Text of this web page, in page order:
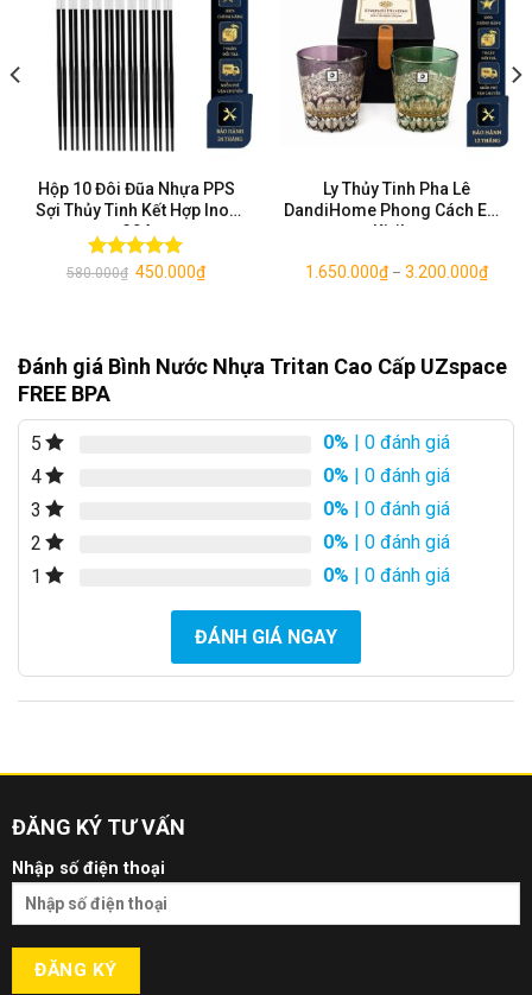
Hộp 10 Đôi Đũa Nhựa PPS
Sợi Thủy Tinh Kết Hợp Inox
304
Được xếp
580.000₫ 450.000₫
Ly Thủy Tinh Pha Lê
DandiHome Phong Cách Edo
Kiriko
1.650.000₫– 3.200.000₫
Đánh giá Bình Nước Nhựa Tritan Cao Cấp UZspace
FREE BPA
5 0% | 0 đánh giá
4
0% | 0 đánh giá
3
0% | 0 đánh giá
2
0% | 0 đánh giá
1
0% | 0 đánh giá
ĐÁNH GIÁ NGAY
ĐĂNG KÝ TƯ VẤN
Nhập số điện thoại